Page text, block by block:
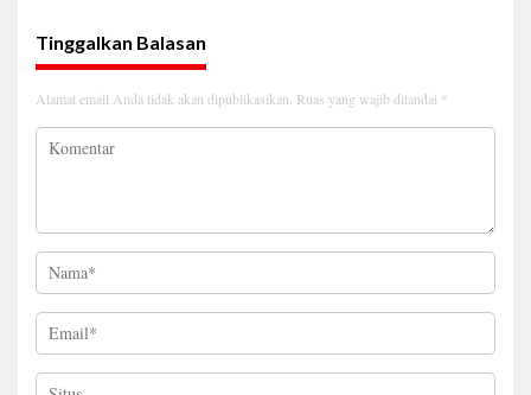
Tinggalkan Balasan
Alamat email Anda tidak akan dipublikasikan. Ruas yang wajib ditandai *